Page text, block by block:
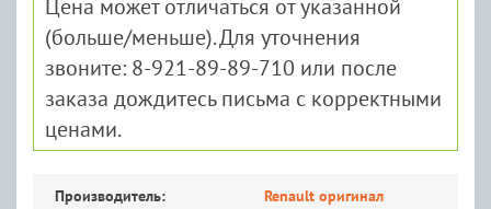
Цена может отличаться от указанной
(больше/меньше). Для уточнения
звоните: 8-921-89-89-710 или после
заказа дождитесь письма с корректными
ценами.
Производитель: Renault оригинал